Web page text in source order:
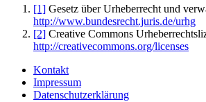
[1] Gesetz über Urheberrecht und
http://www.bundesrecht.juris.de/urhg
[2] Creative Commons
http://creativecommons.org/licenses
Kontakt
Impressum
Datenschutzerklärung